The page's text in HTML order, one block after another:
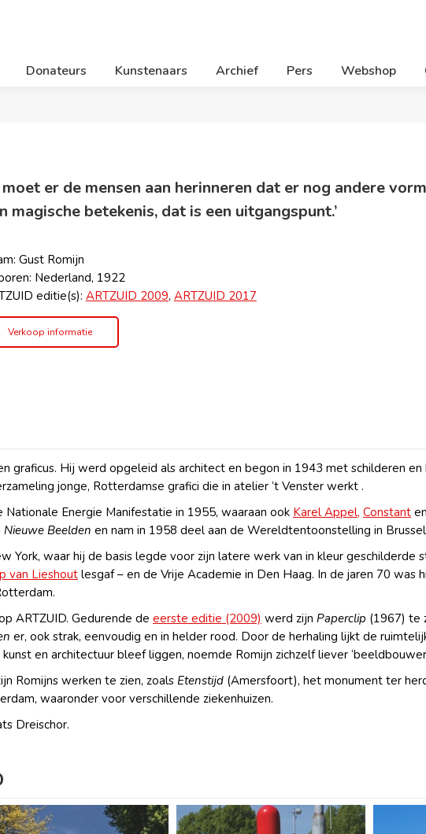
Donateurs Kunstenaars Archief Pers Webshop
moet er de mensen aan herinneren dat er nog andere
magische betekenis, dat is een uitgangspunt.’
Gust Romijn
Nederland, 1922
editie(s): ARTZUID 2009, ARTZUID 2017
Verkoop informatie
graficus. Hij werd opgeleid als architect en begon in 1943 met schilderen
jonge, Rotterdamse grafici die in atelier ’t Venster werkt .
Energie Manifestatie in 1955, waaraan ook Karel Appel, Constant
Nieuwe Beelden en nam in 1958 deel aan de Wereldtentoonstelling in
York, waar hij de basis legde voor zijn latere werk van in kleur
van Lieshout lesgaf – en de Vrije Academie in Den Haag. In de jaren 70
ARTZUID. Gedurende de eerste editie (2009) werd zijn Paperclip (1967) te
er, ook strak, eenvoudig en in helder rood. Door de herhaling lijkt de
en architectuur bleef liggen, noemde Romijn zichzelf liever
Romijns werken te zien, zoals Etenstijd (Amersfoort), het monument ter
waaronder voor verschillende ziekenhuizen.
Dreischor.